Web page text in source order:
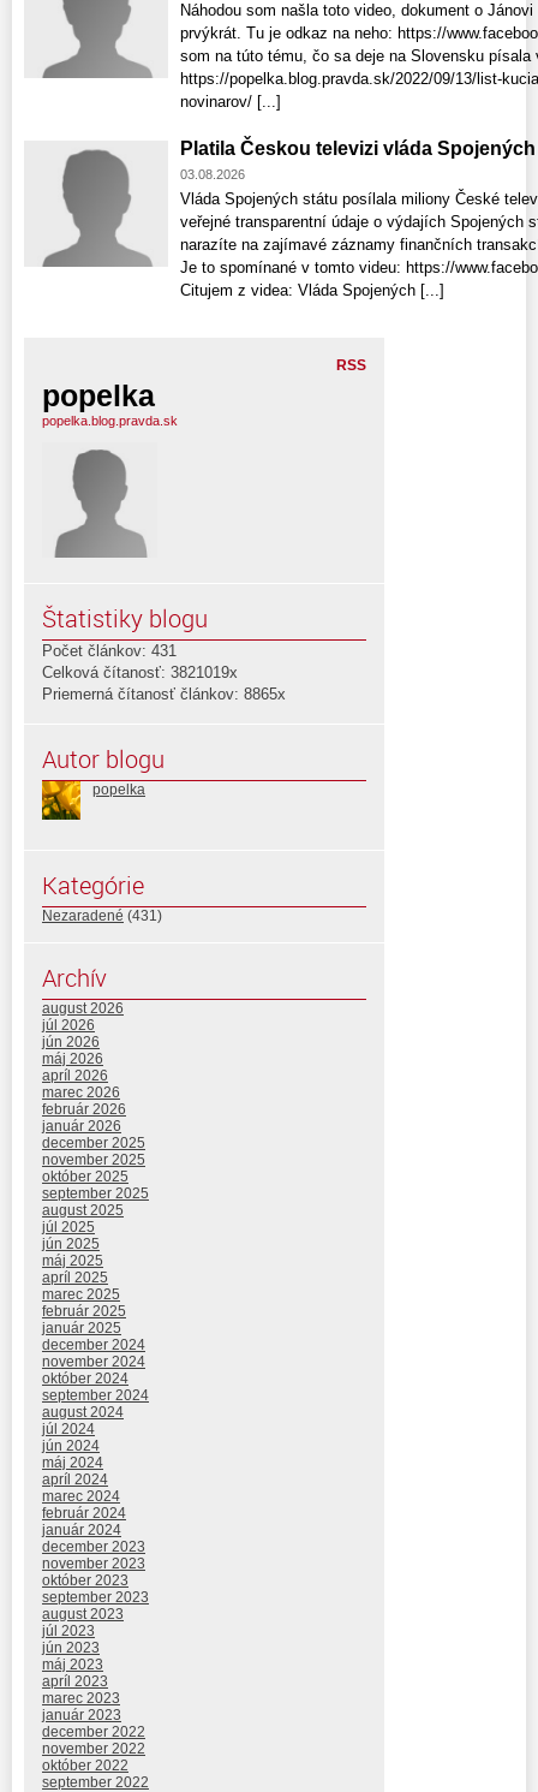
Náhodou som našla toto video, dokument o
prvýkrát. Tu je odkaz na neho: https://
som na túto tému, čo sa deje na Slovensku
https://popelka.blog.pravda.sk/2022/09/13/list-
novinarov/ [...]
Platila Českou televizi vláda
03.08.2026
Vláda Spojených státu posílala miliony České
veřejné transparentní údaje o výdajích Spojených
narazíte na zajímavé záznamy finančních
Je to spomínané v tomto videu: https://
Citujem z videa: Vláda Spojených [...]
RSS
popelka
popelka.blog.pravda.sk
Štatistiky blogu
Počet článkov: 431
Celková čítanosť: 3821019x
Priemerná čítanosť článkov: 8865x
Autor blogu
popelka
Kategórie
Nezaradené (431)
Archív
august 2026
júl 2026
jún 2026
máj 2026
apríl 2026
marec 2026
február 2026
január 2026
december 2025
november 2025
október 2025
september 2025
august 2025
júl 2025
jún 2025
máj 2025
apríl 2025
marec 2025
február 2025
január 2025
december 2024
november 2024
október 2024
september 2024
august 2024
júl 2024
jún 2024
máj 2024
apríl 2024
marec 2024
február 2024
január 2024
december 2023
november 2023
október 2023
september 2023
august 2023
júl 2023
jún 2023
máj 2023
apríl 2023
marec 2023
január 2023
december 2022
november 2022
október 2022
september 2022